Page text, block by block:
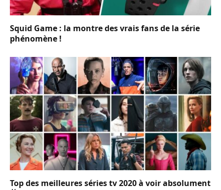
Squid Game : la montre des vrais fans de la série
phénomène !
Top des meilleures séries tv 2020 à voir absolument